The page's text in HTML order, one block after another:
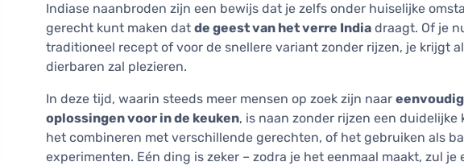
Indiase naanbroden zijn een bewijs dat je zelfs onder huiselijke
gerecht kunt maken dat de geest van het verre India draagt. Of je
traditioneel recept of voor de snellere variant zonder rijzen, je krijgt
dierbaren zal plezieren.
In deze tijd, waarin steeds meer mensen op zoek zijn naar
oplossingen voor in de keuken, is naan zonder rijzen een
het combineren met verschillende gerechten, of het gebruiken als
experimenten. Eén ding is zeker – zodra je het eenmaal maakt, zul je